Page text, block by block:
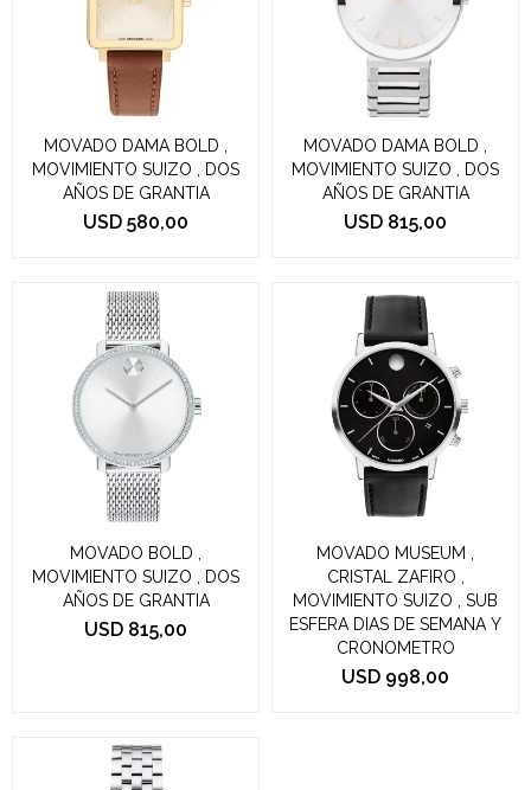
MOVADO DAMA BOLD ,
MOVIMIENTO SUIZO , DOS
AÑOS DE GRANTIA
USD 580,00
MOVADO DAMA BOLD ,
MOVIMIENTO SUIZO , DOS
AÑOS DE GRANTIA
USD 815,00
MOVADO BOLD ,
MOVIMIENTO SUIZO , DOS
AÑOS DE GRANTIA
USD 815,00
MOVADO MUSEUM ,
CRISTAL ZAFIRO ,
MOVIMIENTO SUIZO , SUB
ESFERA DIAS DE SEMANA Y
CRONOMETRO
USD 998,00